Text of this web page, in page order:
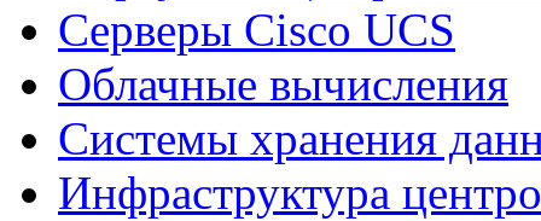
Cерверы Cisco UCS
Облачные вычисления
Системы хранения
Инфраструктура